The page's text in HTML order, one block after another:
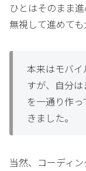
ひとはそのまま
無視して進めても
本来はモバ
すが、自分
を一通り作
きました。
当然、コーディ